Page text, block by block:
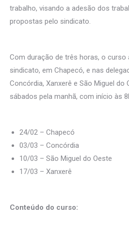
trabalho, visando a adesão dos
propostas pelo sindicato.
Com duração de três horas, o curso
sindicato, em Chapecó, e nas
Concórdia, Xanxerê e São Miguel do
sábados pela manhã, com início às
24/02 – Chapecó
03/03 – Concórdia
10/03 – São Miguel do Oeste
17/03 – Xanxerê
Conteúdo do curso: